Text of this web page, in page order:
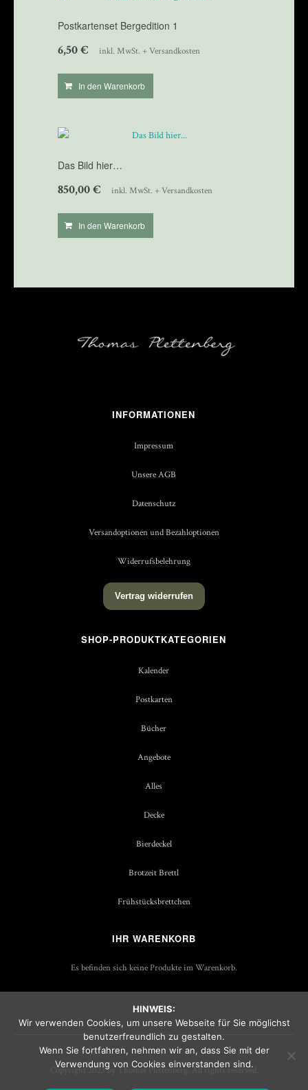
Postkartenset Bergedition 1
6,50€ inkl. MwSt. + Versandkosten
In den Warenkorb
Das Bild hier…
850,00€ inkl. MwSt. + Versandkosten
In den Warenkorb
INFORMATIONEN
Impressum
Unsere AGB
Datenschutz
Versandoptionen und Bezahloptionen
Widerrufsbelehrung
Vertrag widerrufen
SHOP-PRODUKTKATEGORIEN
Kalender
Postkarten
Bücher
Angebote
Alles
Decke
Bierdeckel
Brotzeit Brettl
Frühstücksbrettchen
IHR WARENKORB
Es befinden sich keine Produkte im Warenkorb.
Copyright 2023 by Thomas Plettenberg. All rights reserved.
HINWEIS:
Wir verwenden Cookies, um unsere Webseite für Sie möglichst
benutzerfreundlich zu gestalten.
Wenn Sie fortfahren, nehmen wir an, dass Sie mit der
Verwendung von Cookies einverstanden sind.